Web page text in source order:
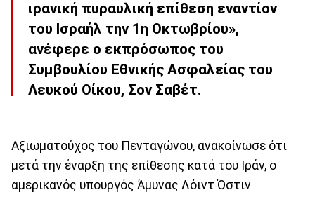
ιρανική πυραυλική επίθεση εναντίον
του Ισραήλ την 1η Οκτωβρίου»,
ανέφερε ο εκπρόσωπος του
Συμβουλίου Εθνικής Ασφαλείας του
Λευκού Οίκου, Σον Σαβέτ.
Αξιωματούχος του Πενταγώνου, ανακοίνωσε ότι
μετά την έναρξη της επίθεσης κατά του Ιράν, ο
αμερικανός υπουργός Άμυνας Λόιντ Όστιν